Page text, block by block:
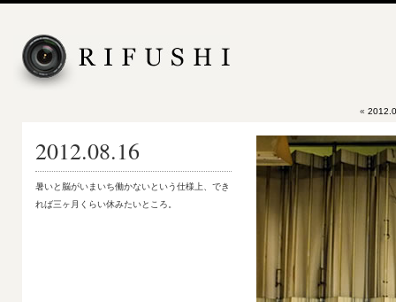
«
2012.08.16
暑いと脳がいまいち働かないという仕様上、でき
れば三ヶ月くらい休みたいところ。